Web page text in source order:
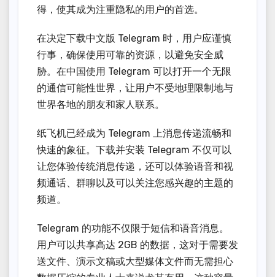
得，使其成为注重隐私的用户的首选。
在决定下载中文版 Telegram 时，用户应谨慎
行事，确保使用可靠的资源，以避免安全威
胁。在中国使用 Telegram 可以打开一个无限
的通信可能性世界，让用户不受地理限制地与
世界各地的朋友和家人联系。
纸飞机已经成为 Telegram 上消息传递流畅和
快速的象征。下载并安装 Telegram 不仅可以
让您体验传统消息传递，还可以体验语音和视
频通话、群聊以及可以关注您感兴趣的主题的
频道。
Telegram 的功能不仅限于短信和语音消息。
用户可以共享高达 2GB 的数据，这对于需要发
送文件、演示文稿或大型媒体文件而无需担心